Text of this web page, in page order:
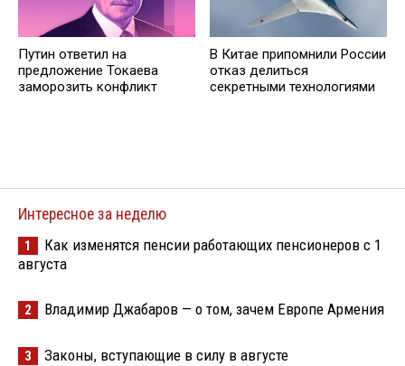
Путин ответил на
предложение Токаева
заморозить конфликт
В Китае припомнили России
отказ делиться
секретными технологиями
Интересное за неделю
1
Как изменятся пенсии работающих пенсионеров с 1
августа
2 Владимир Джабаров — о том, зачем Европе Армения
3 Законы, вступающие в силу в августе